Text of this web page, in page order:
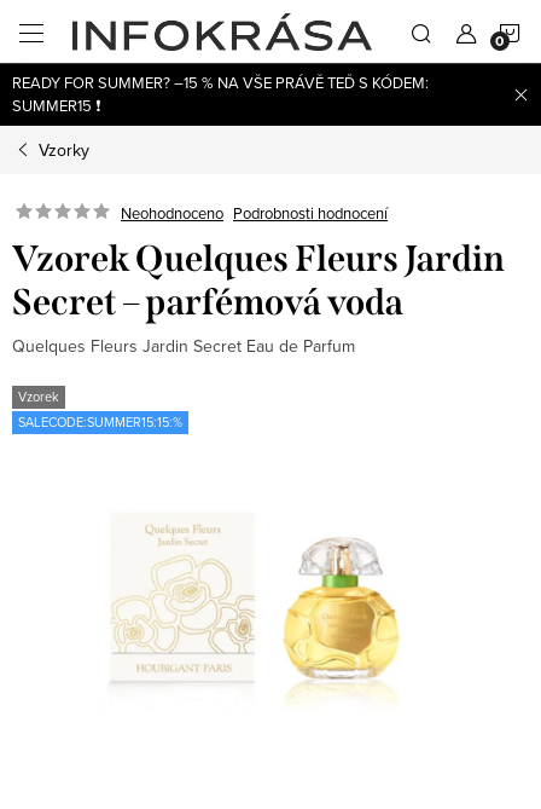
obsah
READY FOR SUMMER? –15 % NA VŠE PRÁVĚ TEĎ S KÓDEM:
SUMMER15 ❗
Vzorky
Neohodnoceno Podrobnosti hodnocení
Vzorek Quelques Fleurs Jardin
Secret – parfémová voda
Quelques Fleurs Jardin Secret Eau de Parfum
Vzorek
SALECODE:SUMMER15:15:%